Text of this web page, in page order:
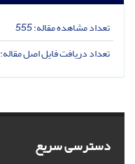
تعداد مشاهده مقاله:555
تعداد دریافت فایل اصل مقاله:
دسترسی سریع